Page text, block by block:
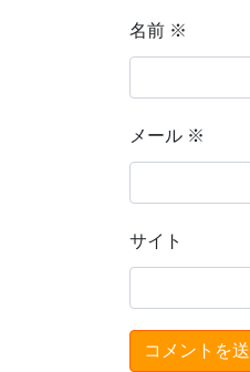
名前 ※
メール ※
サイト